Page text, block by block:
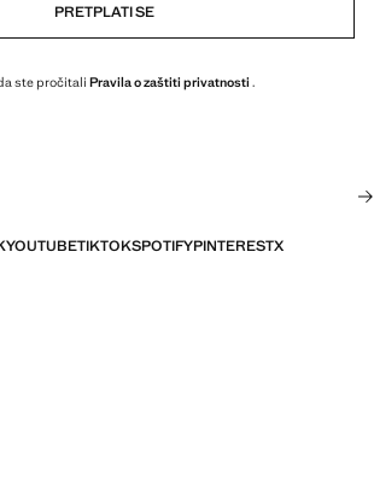
PRETPLATI SE
ste pročitali Pravila o zaštiti privatnosti .
YOUTUBETIKTOKSPOTIFYPINTERESTX